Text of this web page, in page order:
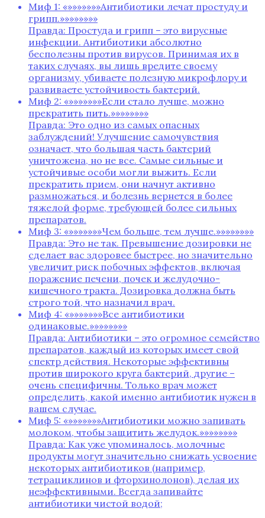
Миф 1: «»»»»»»»Антибиотики лечат простуду и
грипп.»»»»»»»»
Правда: Простуда и грипп – это вирусные
инфекции. Антибиотики абсолютно
бесполезны против вирусов. Принимая их в
таких случаях‚ вы лишь вредите своему
организму‚ убиваете полезную микрофлору и
развиваете устойчивость бактерий.
Миф 2: «»»»»»»»Если стало лучше‚ можно
прекратить пить.»»»»»»»»
Правда: Это одно из самых опасных
заблуждений! Улучшение самочувствия
означает‚ что большая часть бактерий
уничтожена‚ но не все. Самые сильные и
устойчивые особи могли выжить. Если
прекратить прием‚ они начнут активно
размножаться‚ и болезнь вернется в более
тяжелой форме‚ требующей более сильных
препаратов.
Миф 3: «»»»»»»»Чем больше‚ тем лучше.»»»»»»»»
Правда: Это не так. Превышение дозировки не
сделает вас здоровее быстрее‚ но значительно
увеличит риск побочных эффектов‚ включая
поражение печени‚ почек и желудочно-
кишечного тракта. Дозировка должна быть
строго той‚ что назначил врач.
Миф 4: «»»»»»»»Все антибиотики
одинаковые.»»»»»»»»
Правда: Антибиотики – это огромное семейство
препаратов‚ каждый из которых имеет свой
спектр действия. Некоторые эффективны
против широкого круга бактерий‚ другие –
очень специфичны. Только врач может
определить‚ какой именно антибиотик нужен в
вашем случае.
Миф 5: «»»»»»»»Антибиотики можно запивать
молоком‚ чтобы защитить желудок.»»»»»»»»
Правда: Как уже упоминалось‚ молочные
продукты могут значительно снижать усвоение
некоторых антибиотиков (например‚
тетрациклинов и фторхинолонов)‚ делая их
неэффективными. Всегда запивайте
антибиотики чистой водой;